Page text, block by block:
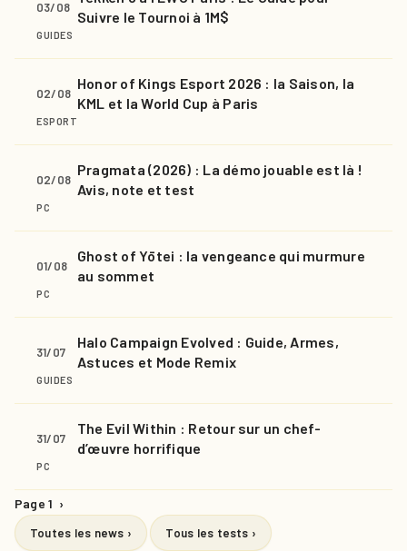
03/08
Suivre le Tournoi à 1M$
GUIDES
02/08
Honor of Kings Esport 2026 : la Saison, la
KML et la World Cup à Paris
ESPORT
02/08
Pragmata (2026) : La démo jouable est là !
Avis, note et test
PC
01/08
Ghost of Yōtei : la vengeance qui murmure
au sommet
PC
31/07
Halo Campaign Evolved : Guide, Armes,
Astuces et Mode Remix
GUIDES
31/07
The Evil Within : Retour sur un chef-
d’œuvre horrifique
PC
Page 1 ›
Toutes les news › Tous les tests ›